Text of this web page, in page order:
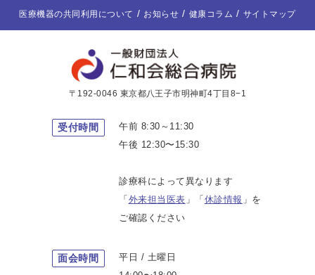
医療機器の共同利用について
お知らせ 健康コラム サイトマップ
〒192-0046 東京都八王子市明神町4丁目8−1
受付時間
午前 8:30～11:30
午後 12:30〜15:30
診療科によって異なります
「 外来担当医表 」「 休診情報 」を
ご確認ください
面会時間
平日 / 土曜日